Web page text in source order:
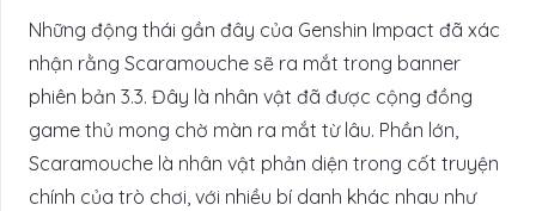
Những động thái gần đây của Genshin Impact đã xác
nhận rằng Scaramouche sẽ ra mắt trong banner
phiên bản 3.3. Đây là nhân vật đã được cộng đồng
game thủ mong chờ màn ra mắt từ lâu. Phần lớn,
Scaramouche là nhân vật phản diện trong cốt truyện
chính của trò chơi, với nhiều bí danh khác nhau như